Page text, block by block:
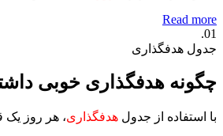
Read more
01.
جدول هدفگذاری
چگونه هدفگذاری خوبی
با استفاده از جدول هدفگذاری، هر روز یک